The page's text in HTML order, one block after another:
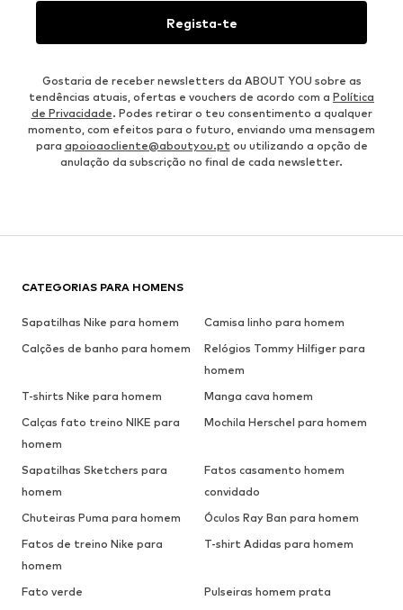
Regista-te
Gostaria de receber newsletters da ABOUT YOU sobre as
tendências atuais, ofertas e vouchers de acordo com a Política
de Privacidade. Podes retirar o teu consentimento a qualquer
momento, com efeitos para o futuro, enviando uma mensagem
para apoioaocliente@aboutyou.ptou utilizando a opção de
anulação da subscrição no final de cada newsletter.
CATEGORIAS PARA HOMENS
Sapatilhas Nike para homem
Camisa linho para homem
Calções de banho para homem
Relógios Tommy Hilfiger para
homem
T-shirts Nike para homem
Manga cava homem
Calças fato treino NIKE para
homem
Mochila Herschel para homem
Sapatilhas Sketchers para
homem
Fatos casamento homem
convidado
Chuteiras Puma para homem
Óculos Ray Ban para homem
Fatos de treino Nike para
homem
T-shirt Adidas para homem
Fato verde
Pulseiras homem prata